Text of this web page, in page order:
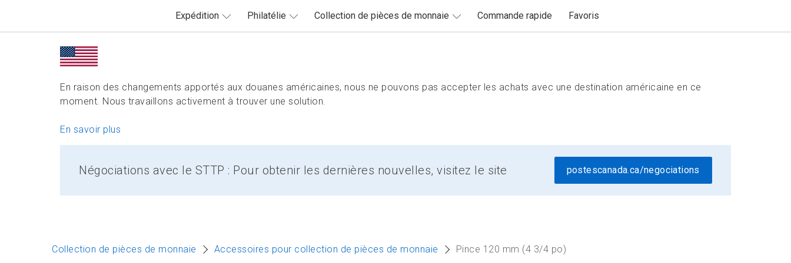
Expédition Philatélie Collection de pièces de monnaie Commande rapide Favoris
En raison des changements apportés aux douanes américaines, nous ne pouvons pas accepter les achats avec une destination américaine en ce
moment. Nous travaillons activement à trouver une solution.
En savoir plus
Négociations avec le STTP : Pour obtenir les dernières nouvelles, visitez le site postescanada.ca/negociations
Collection de pièces de monnaie Accessoires pour collection de pièces de monnaie Pince 120 mm (4 3/4 po)